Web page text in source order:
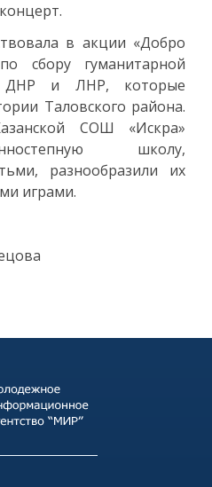
в акции «Добро
сбору гуманитарной
и ЛНР, которые
Таловского района.
СОШ «Искра»
школу,
разнообразили их
играми.